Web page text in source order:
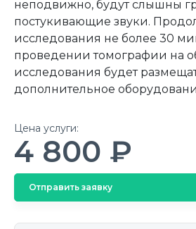
неподвижно, будут слышны
постукивающие звуки.
исследования не более 30
проведении томографии на
исследования будет
дополнительное
Цена услуги:
4 800 ₽
Отправить заявку